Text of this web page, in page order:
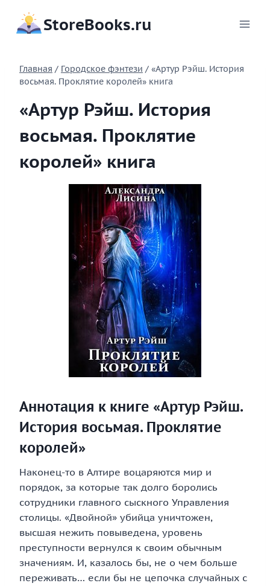
содержимому
StoreBooks.ru
Главная / Городское фэнтези / «Артур Рэйш. История
восьмая. Проклятие королей» книга
«Артур Рэйш. История
восьмая. Проклятие
королей» книга
Аннотация к книге «Артур Рэйш.
История восьмая. Проклятие
королей»
Наконец-то в Алтире воцаряются мир и
порядок, за которые так долго боролись
сотрудники главного сыскного Управления
столицы. «Двойной» убийца уничтожен,
высшая нежить повыведена, уровень
преступности вернулся к своим обычным
значениям. И, казалось бы, не о чем больше
переживать… если бы не цепочка случайных с